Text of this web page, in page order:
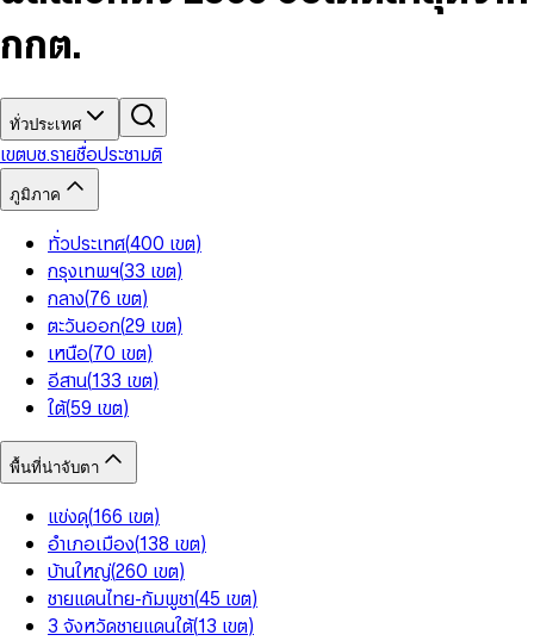
8
9
98
9
กกต.
ทั่วประเทศ
เขตบช.รายชื่อประชามติ
ภูมิภาค
ทั่วประเทศ(400 เขต)
กรุงเทพฯ(33 เขต)
กลาง(76 เขต)
ตะวันออก(29 เขต)
เหนือ(70 เขต)
อีสาน(133 เขต)
ใต้(59 เขต)
พื้นที่น่าจับตา
แข่งดุ(166 เขต)
อำเภอเมือง(138 เขต)
บ้านใหญ่(260 เขต)
ชายแดนไทย-กัมพูชา(45 เขต)
3 จังหวัดชายแดนใต้(13 เขต)